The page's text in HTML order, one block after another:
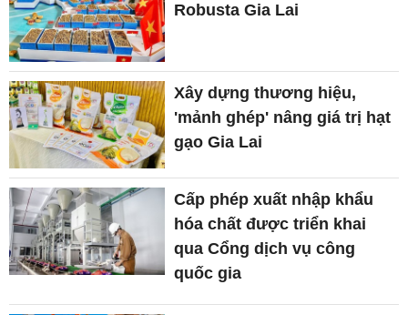
Robusta Gia Lai
Xây dựng thương hiệu,
'mảnh ghép' nâng giá trị hạt
gạo Gia Lai
Cấp phép xuất nhập khẩu
hóa chất được triển khai
qua Cổng dịch vụ công
quốc gia